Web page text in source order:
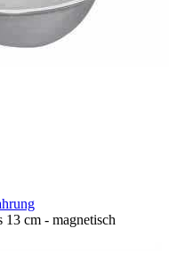
cm - magnetisch